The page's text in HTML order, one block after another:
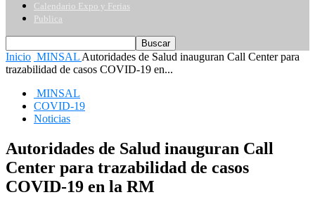
Calendario Expo y Ferias
Publica
Inicio MINSAL Autoridades de Salud inauguran Call Center para
trazabilidad de casos COVID-19 en...
MINSAL
COVID-19
Noticias
Autoridades de Salud inauguran Call
Center para trazabilidad de casos
COVID-19 en la RM